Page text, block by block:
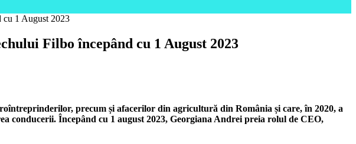
cu 1 August 2023
Filbo începând cu 1 August 2023
precum și afacerilor din agricultură din România și care, în 2020, a
conducerii. Începând cu 1 august 2023, Georgiana Andrei preia rolul de CEO,